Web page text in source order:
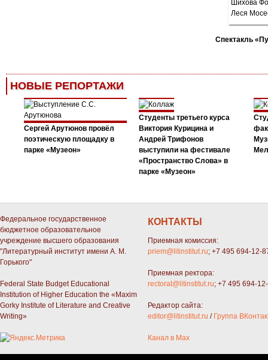
Спектакль
НОВЫЕ РЕПОРТАЖИ
Сергей Арутюнов провёл
поэтическую площадку в
парке «Музеон»
Студенты третьего курса
Виктория Курицина и
Андрей Трифонов
выступили на фестивале
«Пространство Слова» в
парке «Музеон»
Федеральное государственное
бюджетное образовательное
учреждение высшего образования
"Литературный институт имени А. М.
Горького"
Federal State Budget Educational
Institution of Higher Education the «Maxim
Gorky Institute of Literature and Creative
Writing»
КОНТАКТЫ
Приемная комиссия:
priem@litinstitut.ru; +7 495 694-12-
Приемная ректора:
rectorat@litinstitut.ru; +7 495 694-
Редактор сайта:
editor@litinstitut.ru / Группа
Канал в Max